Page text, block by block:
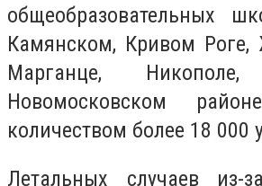
общеобразовательных
Камянском, Кривом Роге,
Марганце, Никополе,
Новомосковском
количеством более 18 000
Летальных случаев из-